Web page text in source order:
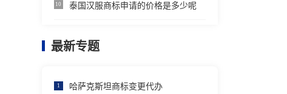
10 泰国汉服商标申请的价格是多少呢
最新专题
1 哈萨克斯坦商标变更代办